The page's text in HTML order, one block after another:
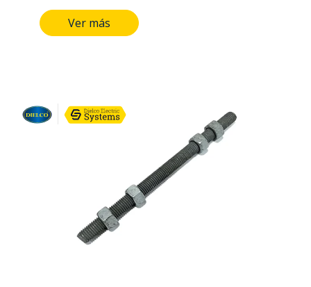
SAE 1010-1020 Diámetro nominal
rosca UNC (D) (pulgadas): Desde 1/2
caliente. Espesor mínimo individual
(micras): 43. Espesor mínimo
promedio (micras): 53. Grado de
recubrimiento: High grade. Normas:
NTC y RETIE.
Ver más